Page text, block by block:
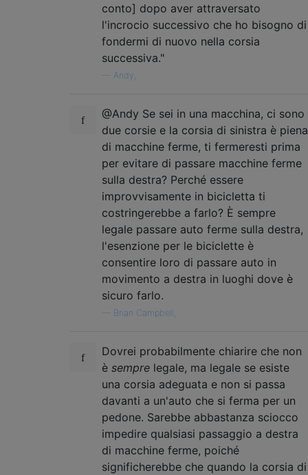
conto] dopo aver attraversato
l'incrocio successivo che ho bisogno di
fondermi di nuovo nella corsia
successiva."
Andy,
@Andy Se sei in una macchina, ci sono
due corsie e la corsia di sinistra è piena
di macchine ferme, ti fermeresti prima
per evitare di passare macchine ferme
sulla destra? Perché essere
improvvisamente in bicicletta ti
costringerebbe a farlo? È sempre
legale passare auto ferme sulla destra,
l'esenzione per le biciclette è
consentire loro di passare auto in
movimento a destra in luoghi dove è
sicuro farlo.
Brian Campbell,
Dovrei probabilmente chiarire che non
è sempre legale, ma legale se esiste
una corsia adeguata e non si passa
davanti a un'auto che si ferma per un
pedone. Sarebbe abbastanza sciocco
impedire qualsiasi passaggio a destra
di macchine ferme, poiché
significherebbe che quando la corsia di